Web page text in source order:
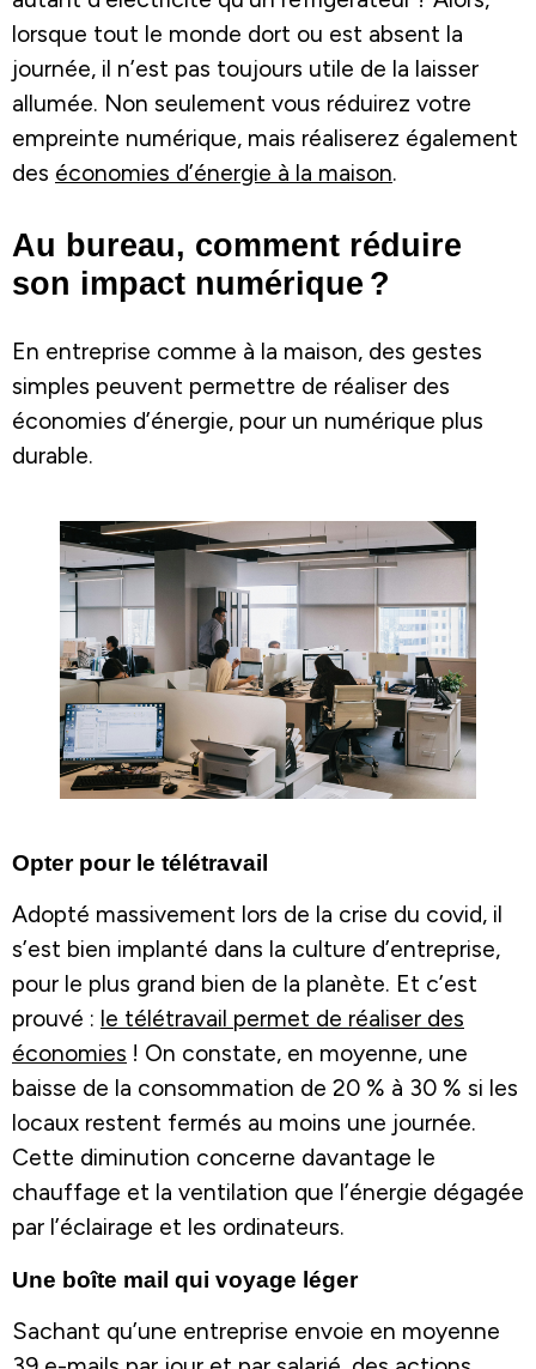
lorsque tout le monde dort ou est absent la
journée, il n’est pas toujours utile de la laisser
allumée. Non seulement vous réduirez votre
empreinte numérique, mais réaliserez également
des économies d’énergie à la maison.
Au bureau, comment réduire
son impact numérique ?
En entreprise comme à la maison, des gestes
simples peuvent permettre de réaliser des
économies d’énergie, pour un numérique plus
durable.
Opter pour le télétravail
Adopté massivement lors de la crise du covid, il
s’est bien implanté dans la culture d’entreprise,
pour le plus grand bien de la planète. Et c’est
prouvé : le télétravail permet de réaliser des
économies ! On constate, en moyenne, une
baisse de la consommation de 20 % à 30 % si les
locaux restent fermés au moins une journée.
Cette diminution concerne davantage le
chauffage et la ventilation que l’énergie dégagée
par l’éclairage et les ordinateurs.
Une boîte mail qui voyage léger
Sachant qu’une entreprise envoie en moyenne